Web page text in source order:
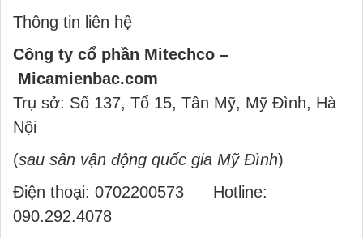
Thông tin liên hệ
Công ty cổ phần Mitechco –
Micamienbac.com
Trụ sở: Số 137, Tổ 15, Tân Mỹ, Mỹ Đình, Hà
Nội
(sau sân vận động quốc gia Mỹ Đình)
Điện thoại: 0702200573 Hotline:
090.292.4078